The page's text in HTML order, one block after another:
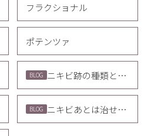
フラクショナル
ポテンツァ
BLOG ニキビ跡の種類と治療方法
BLOG ニキビあとは治せるのか